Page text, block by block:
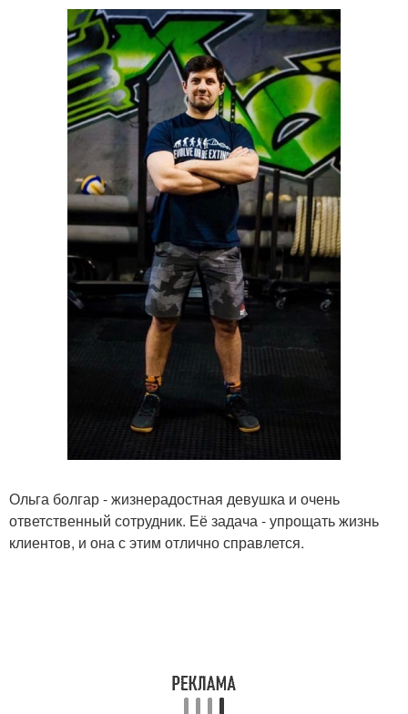
Ольга болгар - жизнерадостная девушка и очень
ответственный сотрудник. Её задача - упрощать жизнь
клиентов, и она с этим отлично справлется.